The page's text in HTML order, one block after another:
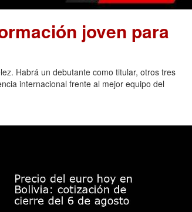
joven para
Habrá un debutante como titular, otros tres
internacional frente al mejor equipo del